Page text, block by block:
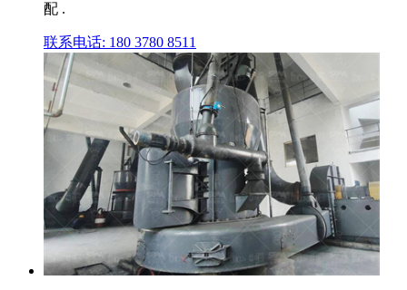
配 .
联系电话: 180 3780 8511